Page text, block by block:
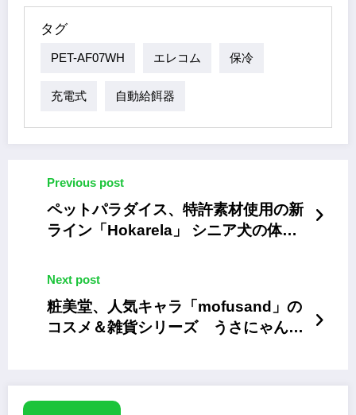
タグ
PET-AF07WH エレコム 保冷
充電式 自動給餌器
Previous post
ペットパラダイス、特許素材使用の新
ライン「Hokarela」 シニア犬の体温
Next post
粧美堂、人気キャラ「mofusand」の
コスメ＆雑貨シリーズ うさにゃん・